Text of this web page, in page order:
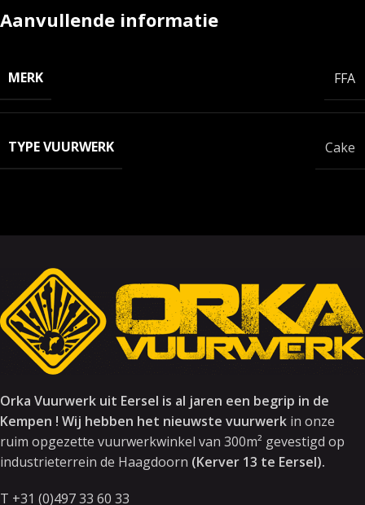
Aanvullende informatie
MERK FFA
TYPE VUURWERK Cake
Orka Vuurwerk uit Eersel is al jaren een begrip in de
Kempen ! Wij hebben het nieuwste vuurwerk in onze
ruim opgezette vuurwerkwinkel van 300m² gevestigd op
industrieterrein de Haagdoorn (Kerver 13 te Eersel).
T +31 (0)497 33 60 33